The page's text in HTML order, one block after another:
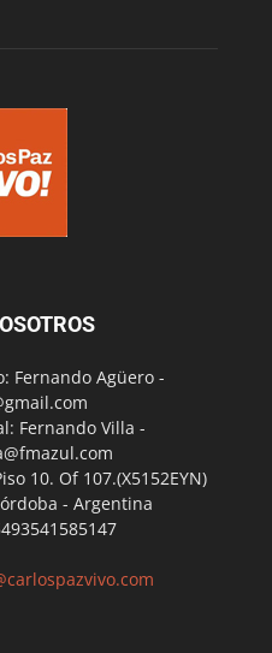
Fernando Agüero -
Fernando Villa -
10. Of 107.(X5152EYN)
- Argentina